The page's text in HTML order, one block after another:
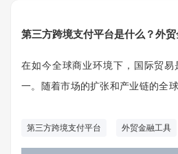
第三方跨境支付平台是什么？外
在如今全球商业环境下，国际贸易
一。随着市场的扩张和产业链的全
融工具与服务，其中第三方跨境支
用。
第三方跨境支付平台 外贸金融工具